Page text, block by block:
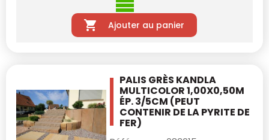
Ajouter au panier
PALIS GRÈS KANDLA
MULTICOLOR 1,00X0,50M
ÉP. 3/5CM (PEUT
CONTENIR DE LA PYRITE DE
FER)